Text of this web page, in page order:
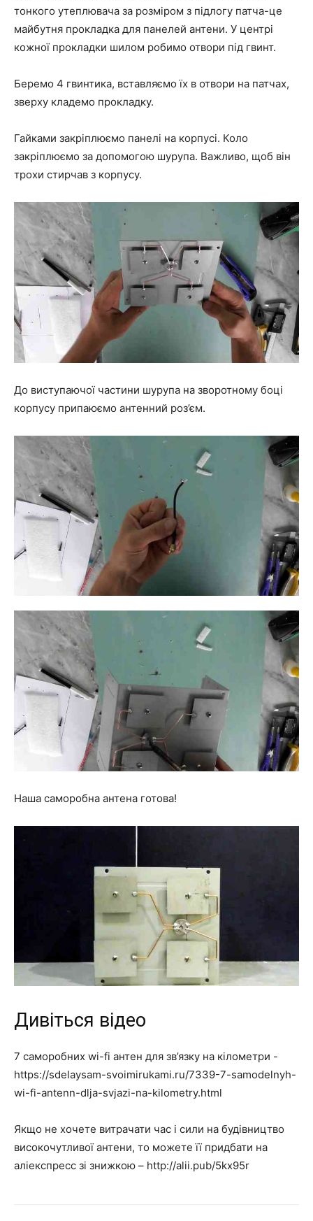
тонкого утеплювача за розміром з підлогу патча-це
майбутня прокладка для панелей антени. У центрі
кожної прокладки шилом робимо отвори під гвинт.
Беремо 4 гвинтика, вставляємо їх в отвори на патчах,
зверху кладемо прокладку.
Гайками закріплюємо панелі на корпусі. Коло
закріплюємо за допомогою шурупа. Важливо, щоб він
трохи стирчав з корпусу.
До виступаючої частини шурупа на зворотному боці
корпусу припаюємо антенний роз’єм.
Наша саморобна антена готова!
Дивіться відео
7 саморобних wi-fi антен для зв’язку на кілометри -
https://sdelaysam-svoimirukami.ru/7339-7-samodelnyh-
wi-fi-antenn-dlja-svjazi-na-kilometry.html
Якщо не хочете витрачати час і сили на будівництво
високочутливої антени, то можете її придбати на
аліекспресс зі знижкою – http://alii.pub/5kx95r